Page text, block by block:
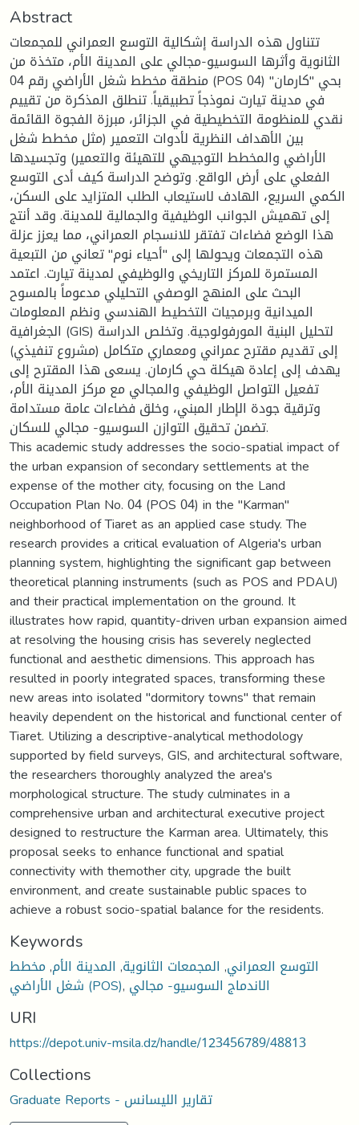
Abstract
تتناول هذه الدراسة إشكالية التوسع العمراني للمجمعات
الثانوية وأثرها السوسيو-مجالي على المدينة الأم، متخذة من
منطقة مخطط شغل الأراضي رقم 04 (POS 04) بحي "كارمان"
في مدينة تيارت نموذجاً تطبيقياً. تنطلق المذكرة من تقييم
نقدي للمنظومة التخطيطية في الجزائر، مبرزة الفجوة القائمة
بين الأهداف النظرية لأدوات التعمير (مثل مخطط شغل
الأراضي والمخطط التوجيهي للتهيئة والتعمير) وتجسيدها
الفعلي على أرض الواقع. وتوضح الدراسة كيف أدى التوسع
الكمي السريع، الهادف لاستيعاب الطلب المتزايد على السكن،
إلى تهميش الجوانب الوظيفية والجمالية للمدينة. وقد أنتج
هذا الوضع فضاءات تفتقر للانسجام العمراني، مما يعزز عزلة
هذه التجمعات ويحولها إلى "أحياء نوم" تعاني من التبعية
المستمرة للمركز التاريخي والوظيفي لمدينة تيارت. اعتمد
البحث على المنهج الوصفي التحليلي مدعوماً بالمسوح
الميدانية وبرمجيات التخطيط الهندسي ونظم المعلومات
الجغرافية (GIS) لتحليل البنية المورفولوجية. وتخلص الدراسة
إلى تقديم مقترح عمراني ومعماري متكامل (مشروع تنفيذي)
يهدف إلى إعادة هيكلة حي كارمان. يسعى هذا المقترح إلى
تفعيل التواصل الوظيفي والمجالي مع مركز المدينة الأم،
وترقية جودة الإطار المبني، وخلق فضاءات عامة مستدامة
تضمن تحقيق التوازن السوسيو- مجالي للسكان.
This academic study addresses the socio-spatial impact of
the urban expansion of secondary settlements at the
expense of the mother city, focusing on the Land
Occupation Plan No. 04 (POS 04) in the "Karman"
neighborhood of Tiaret as an applied case study. The
research provides a critical evaluation of Algeria's urban
planning system, highlighting the significant gap between
theoretical planning instruments (such as POS and PDAU)
and their practical implementation on the ground. It
illustrates how rapid, quantity-driven urban expansion aimed
at resolving the housing crisis has severely neglected
functional and aesthetic dimensions. This approach has
resulted in poorly integrated spaces, transforming these
new areas into isolated "dormitory towns" that remain
heavily dependent on the historical and functional center of
Tiaret. Utilizing a descriptive-analytical methodology
supported by field surveys, GIS, and architectural software,
the researchers thoroughly analyzed the area's
morphological structure. The study culminates in a
comprehensive urban and architectural executive project
designed to restructure the Karman area. Ultimately, this
proposal seeks to enhance functional and spatial
connectivity with themother city, upgrade the built
environment, and create sustainable public spaces to
achieve a robust socio-spatial balance for the residents.
Keywords
التوسع العمراني, المجمعات الثانوية, المدينة الأم,مخطط
شغل الأراضي (POS), الاندماج السوسيو- مجالي
URI
https://depot.univ-msila.dz/handle/123456789/48813
Collections
Graduate Reports - تقارير الليسانس